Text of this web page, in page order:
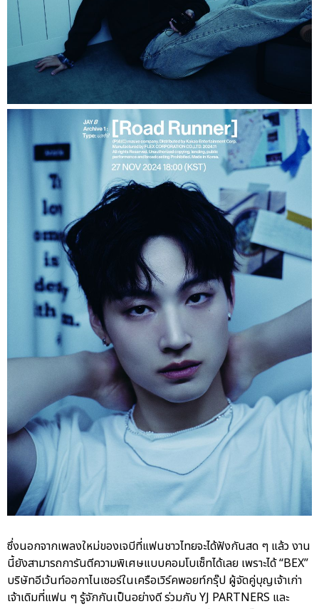
ซึ่งนอกจากเพลงใหม่ของเจบีที่แฟนชาวไทยจะได้ฟังกันสด ๆ แล้ว งาน
นี้ยังสามารถการันตีความพิเศษแบบคอมโบเซ็ทได้เลย เพราะได้ “BEX”
บริษัทอีเว้นท์ออกาไนเซอร์ในเครือเวิร์คพอยท์กรุ๊ป ผู้จัดคู่บุญเจ้าเก่า
เจ้าเดิมที่แฟน ๆ รู้จักกันเป็นอย่างดี ร่วมกับ YJ PARTNERS และ